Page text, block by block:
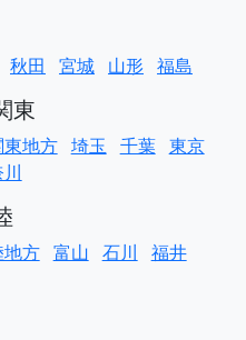
秋田 宮城 山形 福島
東
地方 埼玉 千葉 東京
方 富山 石川 福井